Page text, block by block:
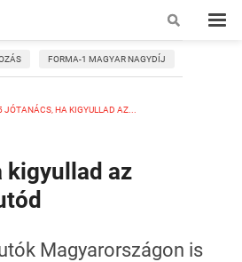
FORMA-1 MAGYAR NAGYDÍJ
JÓTANÁCS, HA KIGYULLAD AZ...
kigyullad az
Magyarországon is